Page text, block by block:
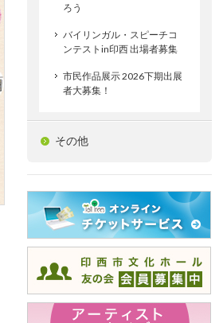
ろう
バイリンガル・スピーチコ
ンテストin印西 出場者募集
市民作品展示 2026下期出展
者大募集！
その他